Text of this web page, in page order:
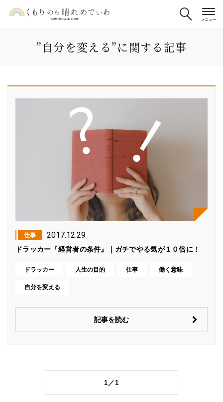
”自分を変える”に関する記事
仕事 2017.12.29
ドラッカー『経営者の条件』｜ガチでやる気が１０倍に！
ドラッカー 人生の目的 仕事 働く意味
自分を変える
記事を読む
1／1